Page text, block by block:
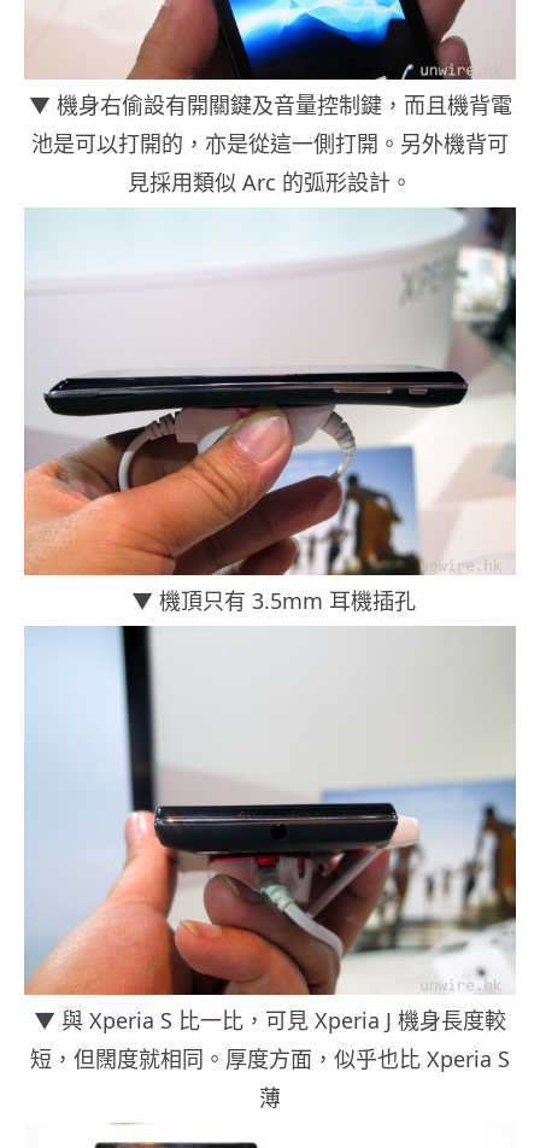
▼ 機身右偷設有開關鍵及音量控制鍵，而且機背電
池是可以打開的，亦是從這一側打開。另外機背可
見採用類似 Arc 的弧形設計。
▼ 機頂只有 3.5mm 耳機插孔
▼ 與 Xperia S 比一比，可見 Xperia J 機身長度較
短，但闊度就相同。厚度方面，似乎也比 Xperia S
薄